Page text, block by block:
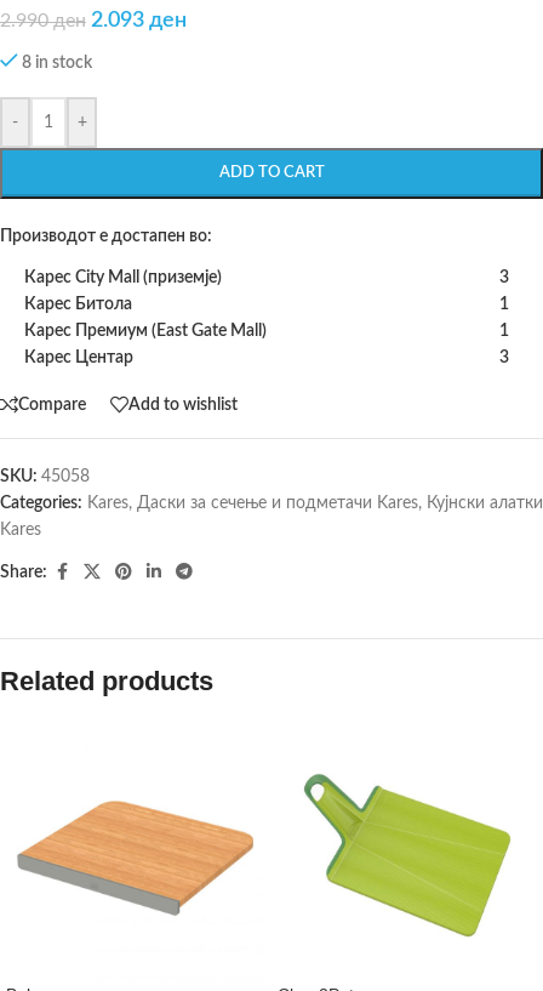
2.990ден 2.093 ден
8 in stock
- +
ADD TO CART
Производот е достапен во:
Карес City Mall (приземје)
3
Карес Битола
1
Карес Премиум (East Gate Mall)
1
Карес Центар
3
Compare Add to wishlist
SKU: 45058
Categories: Kares, Даски за сечење и подметачи Kares, Кујнски алатки
Kares
Share:
Related products